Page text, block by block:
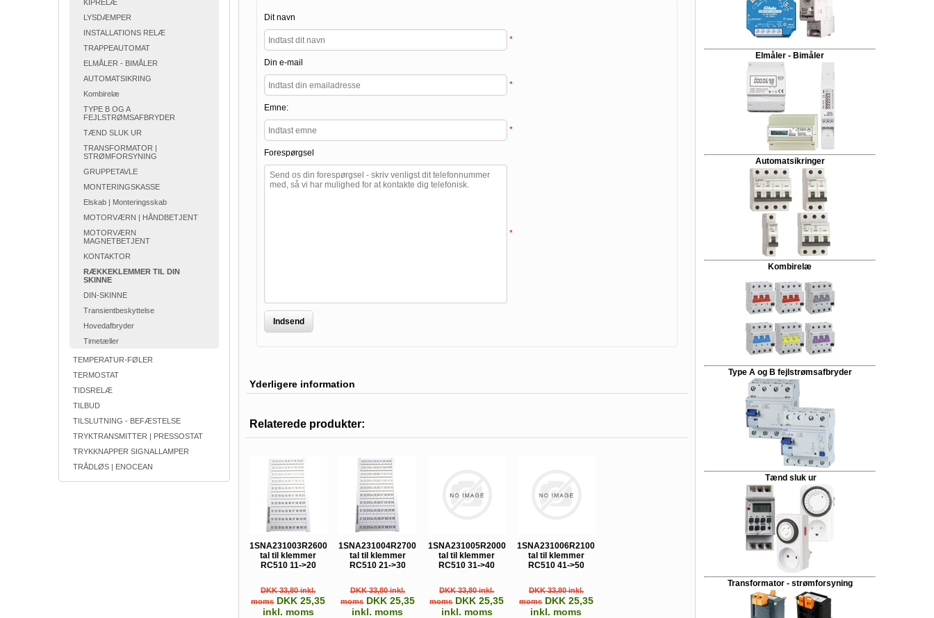
KIPRELÆ
LYSDÆMPER
INSTALLATIONS RELÆ
TRAPPEAUTOMAT
ELMÅLER - BIMÅLER
AUTOMATSIKRING
Kombirelæ
TYPE B OG A
FEJLSTRØMSAFBRYDER
TÆND SLUK UR
TRANSFORMATOR |
STRØMFORSYNING
GRUPPETAVLE
MONTERINGSKASSE
Elskab | Monteringsskab
MOTORVÆRN | HÅNDBETJENT
MOTORVÆRN
MAGNETBETJENT
KONTAKTOR
RÆKKEKLEMMER TIL DIN
SKINNE
DIN-SKINNE
Transientbeskyttelse
Hovedafbryder
Timetæller
TEMPERATUR-FØLER
TERMOSTAT
TIDSRELÆ
TILBUD
TILSLUTNING - BEFÆSTELSE
TRYKTRANSMITTER | PRESSOSTAT
TRYKKNAPPER SIGNALLAMPER
TRÅDLØS | ENOCEAN
Dit navn
*
Din e-mail
*
Emne:
*
Forespørgsel
*
Indsend
Yderligere information
Relaterede produkter:
1SNA231003R2600
tal til klemmer
RC510 11->20
DKK 33,80 inkl.
moms DKK 25,35
inkl. moms
1SNA231004R2700
tal til klemmer
RC510 21->30
DKK 33,80 inkl.
moms DKK 25,35
inkl. moms
1SNA231005R2000
tal til klemmer
RC510 31->40
DKK 33,80 inkl.
moms DKK 25,35
inkl. moms
1SNA231006R2100
tal til klemmer
RC510 41->50
DKK 33,80 inkl.
moms DKK 25,35
inkl. moms
Elmåler - Bimåler
Automatsikringer
Kombirelæ
Type A og B fejlstrømsafbryder
Tænd sluk ur
Transformator - strømforsyning